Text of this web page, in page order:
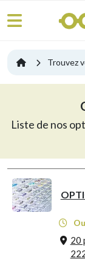
Trouvez
Liste de nos
20